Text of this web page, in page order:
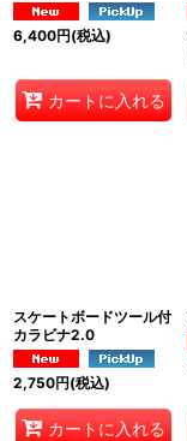
6,400円(税込)
カートに入れる
スケートボードツール付
カラビナ2.0
2,750円(税込)
カートに入れる